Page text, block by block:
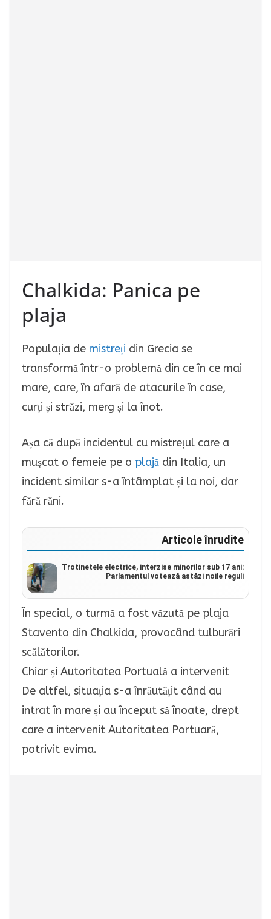
Chalkida: Panica pe
plaja
Populația de mistreți din Grecia se
transformă într-o problemă din ce în ce mai
mare, care, în afară de atacurile în case,
curți și străzi, merg și la înot.
Așa că după incidentul cu mistrețul care a
mușcat o femeie pe o plajă din Italia, un
incident similar s-a întâmplat și la noi, dar
fără răni.
Articole înrudite
Trotinetele electrice, interzise minorilor sub 17 ani:
Parlamentul votează astăzi noile reguli
În special, o turmă a fost văzută pe plaja
Stavento din Chalkida, provocând tulburări
scălătorilor.
Chiar și Autoritatea Portuală a intervenit
De altfel, situația s-a înrăutățit când au
intrat în mare și au început să înoate, drept
care a intervenit Autoritatea Portuară,
potrivit evima.